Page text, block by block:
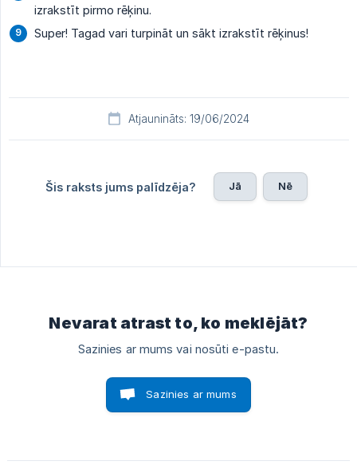
izrakstīt pirmo rēķinu.
Super! Tagad vari turpināt un sākt izrakstīt rēķinus!
Atjaunināts: 19/06/2024
Šis raksts jums palīdzēja? Jā Nē
Nevarat atrast to, ko meklējāt?
Sazinies ar mums vai nosūti e-pastu.
Sazinies ar mums